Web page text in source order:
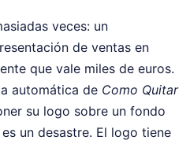
veces: un
de ventas en
que vale miles de euros.
automática de Como Quitar
su logo sobre un fondo
un desastre. El logo tiene